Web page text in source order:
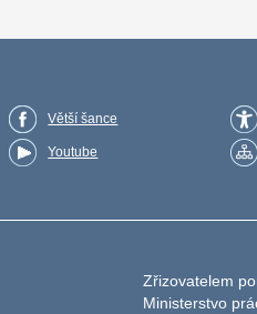
Větší šance
Youtube
Zřizovatelem
Ministerstvo